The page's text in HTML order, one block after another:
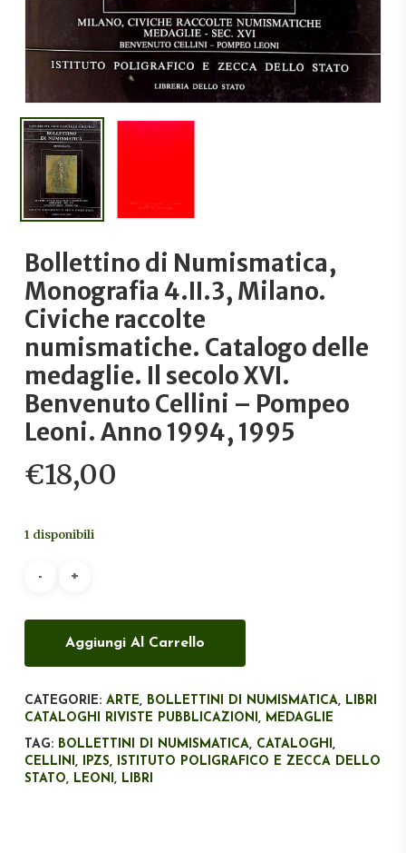
Bollettino di Numismatica,
Monografia 4.II.3, Milano.
Civiche raccolte
numismatiche. Catalogo delle
medaglie. Il secolo XVI.
Benvenuto Cellini – Pompeo
Leoni. Anno 1994, 1995
€18,00
1 disponibili
Aggiungi Al Carrello
CATEGORIE: ARTE, BOLLETTINI DI NUMISMATICA, LIBRI
CATALOGHI RIVISTE PUBBLICAZIONI, MEDAGLIE
TAG: BOLLETTINI DI NUMISMATICA, CATALOGHI,
CELLINI, IPZS, ISTITUTO POLIGRAFICO E ZECCA DELLO
STATO, LEONI, LIBRI